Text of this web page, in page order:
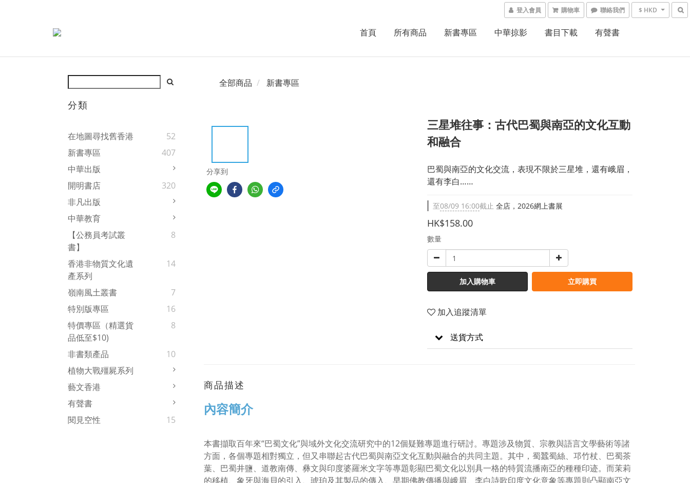
登入會員 購物車 聯絡我們 $ HKD
首頁 所有商品 新書專區 中華掠影 書目下載 有聲書
分類
在地圖尋找舊香港
52
新書專區
407
中華出版
開明書店
320
非凡出版
中華教育
【公務員考試叢
書】
8
香港非物質文化遺
產系列
14
嶺南風土叢書
7
特別版專區
16
特價專區（精選貨
品低至$10)
8
非書類產品
10
植物大戰殭屍系列
藝文香港
有聲書
閱見空性
15
全部商品 新書專區
分享到
三星堆往事：古代巴蜀與南亞的文化互動
和融合
巴蜀與南亞的文化交流，表現不限於三星堆，還有峨眉，
還有李白……
至08/09 16:00截止 全店，2026網上書展
HK$158.00
數量
加入購物車 立即購買
加入追蹤清單
送貨方式
商品描述
內容簡介
本書擷取百年來“巴蜀文化”與域外文化交流研究中的12個疑難專題進行研討。專題涉及物質、宗教與語言文學藝術等諸
方面，各個專題相對獨立，但又串聯起古代巴蜀與南亞文化互動與融合的共同主題。其中，蜀蠶蜀絲、邛竹杖、巴蜀茶
葉、巴蜀井鹽、道教南傳、彝文與印度婆羅米文字等專題彰顯巴蜀文化以別具一格的特質流播南亞的種種印迹。而茉莉
的移植、象牙與海貝的引入、琥珀及其製品的傳入、早期佛教傳播與峨眉、李白詩歌印度文化意象等專題則凸顯南亞文